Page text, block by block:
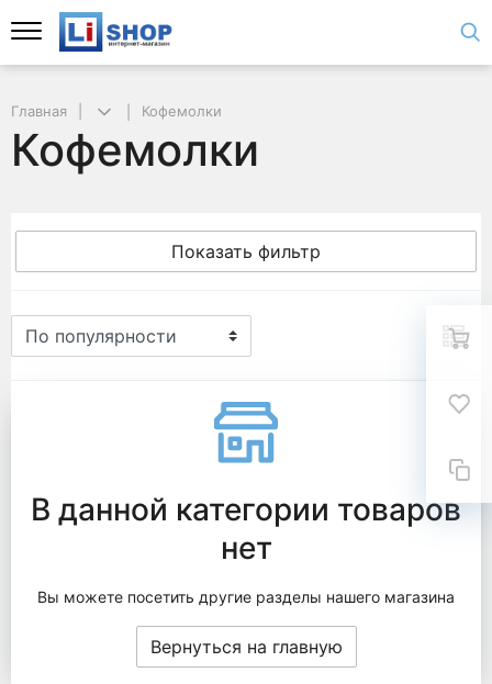
Главная Кофемолки
Кофемолки
Показать фильтр
В данной категории товаров
нет
Вы можете посетить другие разделы нашего магазина
Вернуться на главную